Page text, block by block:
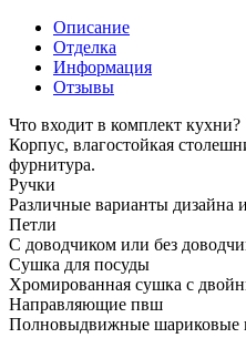
Описание
Отделка
Информация
Отзывы
Что входит в комплект кухни?
Корпус, влагостойкая
фурнитура.
Ручки
Различные варианты дизайна
Петли
С доводчиком или без
Сушка для посуды
Хромированная сушка с
Направляющие пвш
Полновыдвижные шариковые